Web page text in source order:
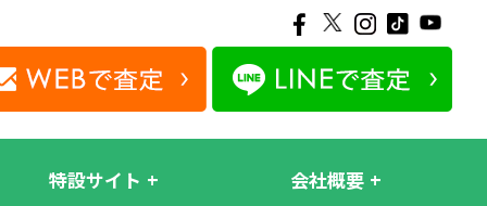
特設サイト 会社概要